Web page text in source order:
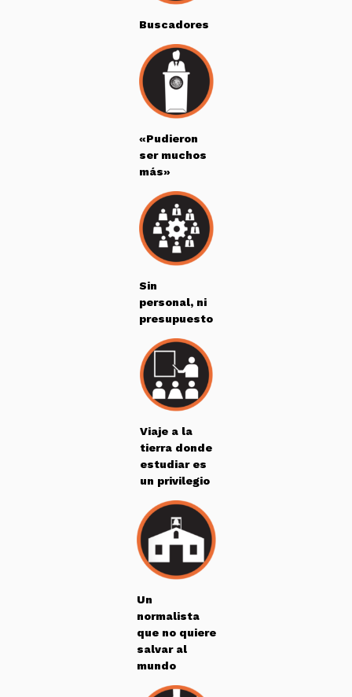
Buscadores
«Pudieron
ser muchos
más»
Sin
personal, ni
presupuesto
Viaje a la
tierra donde
estudiar es
un privilegio
Un
normalista
que no quiere
salvar al
mundo